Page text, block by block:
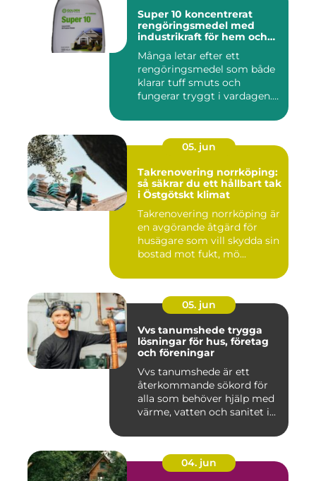
Super 10 koncentrerat
rengöringsmedel med
industrikraft för hem och
Många letar efter ett
rengöringsmedel som både
klarar tuff smuts och
fungerar tryggt i vardagen.
05. jun
Takrenovering norrköping:
så säkrar du ett hållbart tak
i Östgötskt klimat
Takrenovering norrköping är
en avgörande åtgärd för
husägare som vill skydda sin
bostad mot fukt, mö...
05. jun
Vvs tanumshede trygga
lösningar för hus, företag
och föreningar
Vvs tanumshede är ett
återkommande sökord för
alla som behöver hjälp med
värme, vatten och sanitet i...
04. jun